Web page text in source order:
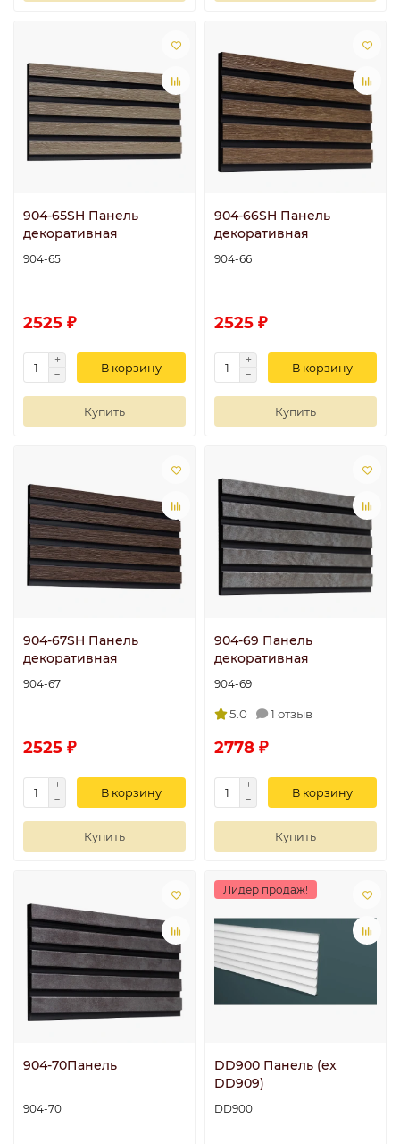
904-65SH Панель
декоративная
904-65
2525 ₽
В корзину
Купить
904-66SH Панель
декоративная
904-66
2525 ₽
В корзину
Купить
904-67SH Панель
декоративная
904-67
2525 ₽
В корзину
Купить
904-69 Панель
декоративная
904-69
5.0 1 отзыв
2778 ₽
В корзину
Купить
904-70Панель
904-70
Лидер продаж!
DD900 Панель (ex
DD909)
DD900